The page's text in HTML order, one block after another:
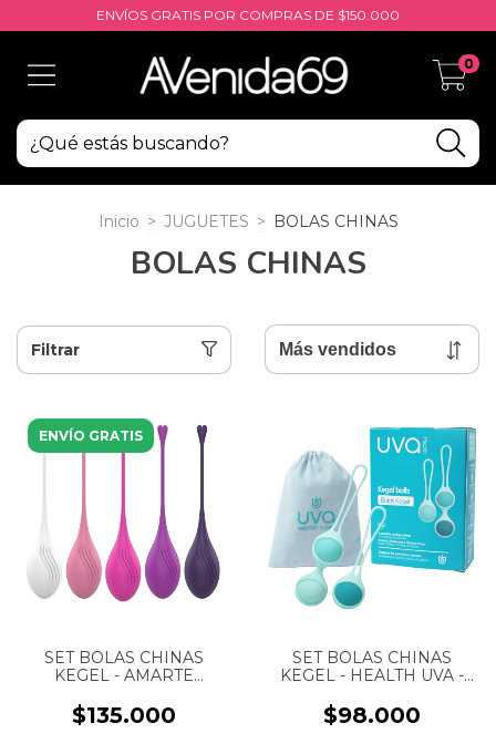
ENVÍOS GRATIS POR COMPRAS DE $150.000
0
Inicio > JUGUETES > BOLAS CHINAS
BOLAS CHINAS
Filtrar
ENVÍO GRATIS
SET BOLAS CHINAS
KEGEL - AMARTE
EJERCICIOS PÉLVICOS -
SILICONA GRADO
$135.000
SET BOLAS CHINAS
KEGEL - HEALTH UVA -
PÉLVICOS - SILICONA
GRADO MÉDICO
$98.000